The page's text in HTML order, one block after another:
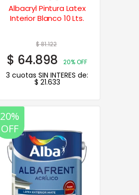
Albacryl Pintura Latex
Interior Blanco 10 Lts.
$81.122
$ 64.898 20% OFF
3 cuotas SIN INTERES de:
$ 21.633
20%
OFF